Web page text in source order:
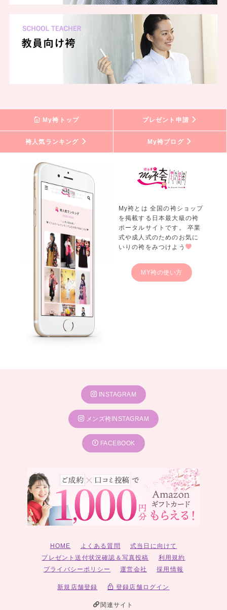
My袴トップ プレゼント申請
袴人気ランキング My袴ブログ
My袴とは 全国の袴ショップ
を掲載する日本最大級の袴
ポータルサイトです。 卒業
式や成人式のためのお気に
いりの袴をみつけよう
MY袴の使い方
INSTAGRAM
メンズ袴INSTAGRAM
FACEBOOK
HOME よくある質問
式当日に向けて
プレゼント送付状況確認＆写真投稿
利用規約
プライバシーポリシー
運営会社 採用情報
新規店舗登録 登録店舗ログイン
関連サイト